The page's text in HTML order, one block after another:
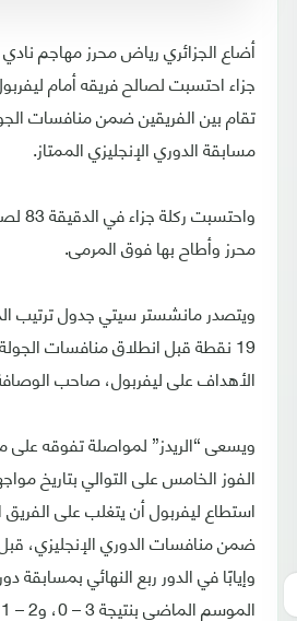
أضاع الجزائري رياض محرز مهاجم
جزاء احتسبت لصالح فريقه أمام
تقام بين الفريقين ضمن منافسات
مسابقة الدوري الإنجليزي الممتاز.
محرز وأطاح بها فوق المرمى.
ويتصدر مانشستر سيتي جدول ترتيب
19 نقطة قبل انطلاق منافسات
الأهداف على ليفربول، صاحب
ويسعى “الريدز” لمواصلة تفوقه
الفوز الخامس على التوالي بتاريخ
ضمن منافسات الدوري الإنجليزي،
وإيابًا في الدور ربع النهائي بمسابقة
الموسم الماضي بنتيجة 3 – 0، و2 – 1، على الترتيب.